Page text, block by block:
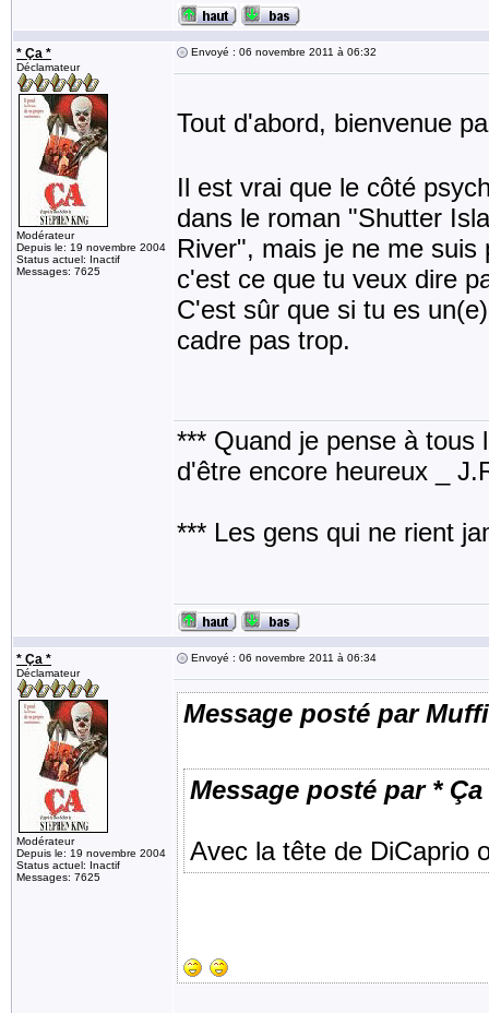
* Ça *
Déclamateur
Modérateur
Depuis le: 19 novembre 2004
Status actuel: Inactif
Messages: 7625
Envoyé : 06 novembre 2011 à 06:32
Tout d'abord, bienvenue
Il est vrai que le côté
dans le roman "Shutter
River", mais je ne me
c'est ce que tu veux dire
C'est sûr que si tu es
cadre pas trop.
*** Quand je pense à tous
d'être encore heureux _
*** Les gens qui ne rient
* Ça *
Déclamateur
Modérateur
Depuis le: 19 novembre 2004
Status actuel: Inactif
Messages: 7625
Envoyé : 06 novembre 2011 à 06:34
Message posté par
Message posté par * Ça
Avec la tête de DiCaprio